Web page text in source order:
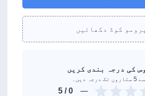
پرومو کوڈ دکھائیں
کی درجہ بندی کریں
0
/ 5